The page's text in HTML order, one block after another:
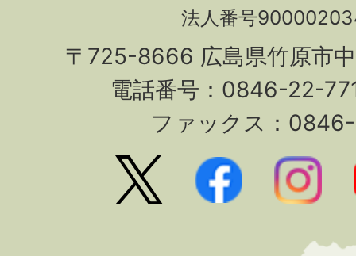
法人番号
〒725-8666 広島県竹原市
電話番号：0846-22-
ファックス：